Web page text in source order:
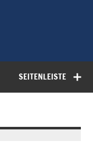
Feuerwehr
Petersberg-
SEITENLEISTE